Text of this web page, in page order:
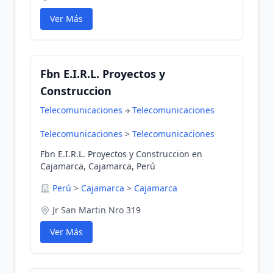
Ver Más
Fbn E.I.R.L. Proyectos y
Construccion
Telecomunicaciones Telecomunicaciones
Telecomunicaciones > Telecomunicaciones
Fbn E.I.R.L. Proyectos y Construccion en
Cajamarca, Cajamarca, Perú
Perú > Cajamarca > Cajamarca
Jr San Martin Nro 319
Ver Más